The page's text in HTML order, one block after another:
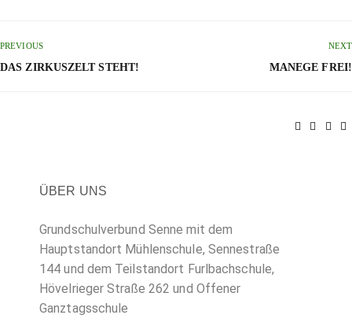
PREVIOUS
DAS ZIRKUSZELT STEHT!
NEXT
MANEGE FREI!
ÜBER UNS
Grundschulverbund Senne mit dem
Hauptstandort Mühlenschule, Sennestraße
144 und dem Teilstandort Furlbachschule,
Hövelrieger Straße 262 und Offener
Ganztagsschule